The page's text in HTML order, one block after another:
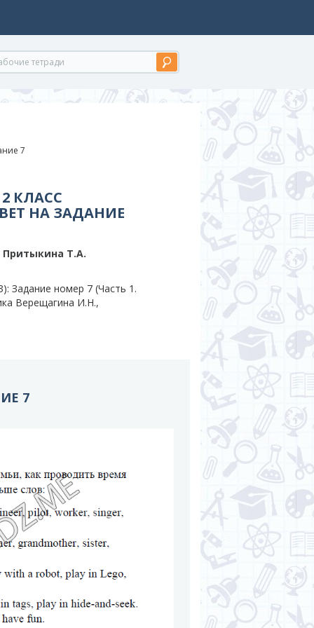
7
КЛАСС
НА ЗАДАНИЕ
T.A.
Задание номер 7 (Часть 1.
Верещагина И.Н.,
7